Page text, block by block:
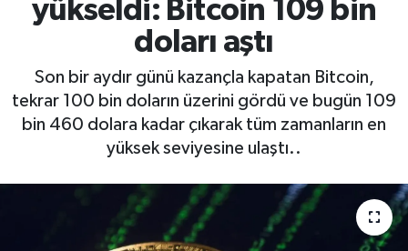
yükseldi: Bitcoin 109 bin
doları aştı
Son bir aydır günü kazançla kapatan Bitcoin,
tekrar 100 bin doların üzerini gördü ve bugün 109
bin 460 dolara kadar çıkarak tüm zamanların en
yüksek seviyesine ulaştı..